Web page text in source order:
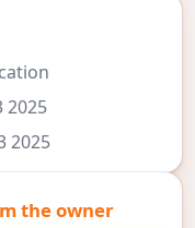
2025
2025
the owner